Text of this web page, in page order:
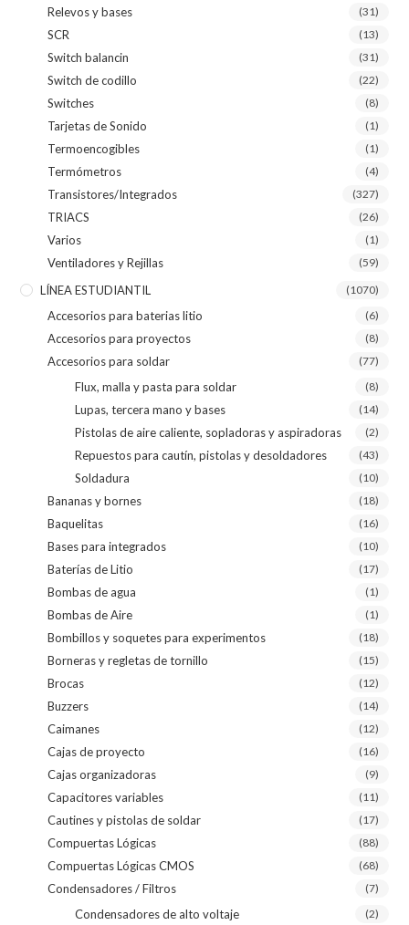
Relevos y bases (31)
SCR (13)
Switch balancin (31)
Switch de codillo (22)
Switches (8)
Tarjetas de Sonido (1)
Termoencogibles (1)
Termómetros (4)
Transistores/Integrados (327)
TRIACS (26)
Varios (1)
Ventiladores y Rejillas (59)
LÍNEA ESTUDIANTIL (1070)
Accesorios para baterias litio (6)
Accesorios para proyectos (8)
Accesorios para soldar (77)
Flux, malla y pasta para soldar (8)
Lupas, tercera mano y bases (14)
Pistolas de aire caliente, sopladoras y aspiradoras (2)
Repuestos para cautín, pistolas y desoldadores (43)
Soldadura (10)
Bananas y bornes (18)
Baquelitas (16)
Bases para integrados (10)
Baterías de Litio (17)
Bombas de agua (1)
Bombas de Aire (1)
Bombillos y soquetes para experimentos (18)
Borneras y regletas de tornillo (15)
Brocas (12)
Buzzers (14)
Caimanes (12)
Cajas de proyecto (16)
Cajas organizadoras (9)
Capacitores variables (11)
Cautines y pistolas de soldar (17)
Compuertas Lógicas (88)
Compuertas Lógicas CMOS (68)
Condensadores / Filtros (7)
Condensadores de alto voltaje (2)